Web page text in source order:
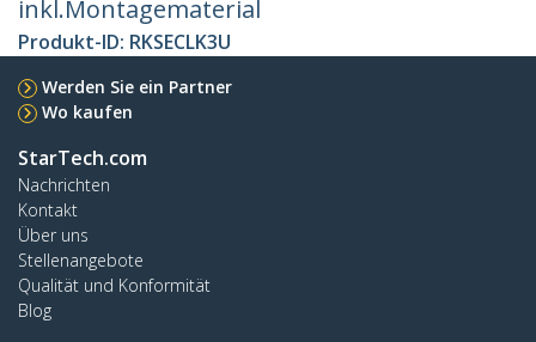
inkl.Montagematerial
Produkt-ID: RKSECLK3U
Werden Sie ein Partner
Wo kaufen
StarTech.com
Nachrichten
Kontakt
Über uns
Stellenangebote
Qualität und Konformität
Blog